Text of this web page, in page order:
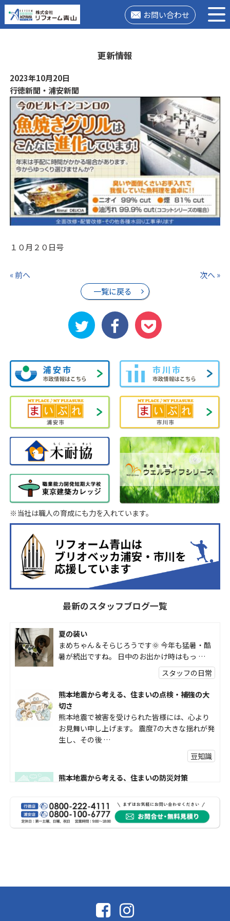
お問い合わせ
更新情報
2023年10月20日
行徳新聞・浦安新聞
１０月２０日号
« 前へ
一覧に戻る
次へ »
※当社は職人の育成にも力を入れています。
最新のスタッフブログ一覧
夏の装い
まめちゃん＆そらじろうです🌞 今年も猛暑・酷
暑が続出ですね。 日中のお出かけ時はもっ …
スタッフの日常
熊本地震から考える、住まいの点検・補強の大
切さ
熊本地震で被害を受けられた皆様には、心より
お見舞い申し上げます。 震度7の大きな揺れが発
生し、その後 …
豆知識
熊本地震から考える、住まいの防災対策
受けられた皆様に、心よりお見舞い申し上げま
す。 今回の地震 …
社長コラム